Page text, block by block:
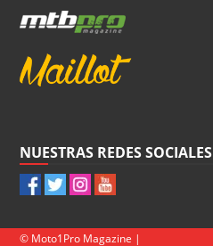
NUESTRAS REDES SOCIALES
© Moto1Pro Magazine |